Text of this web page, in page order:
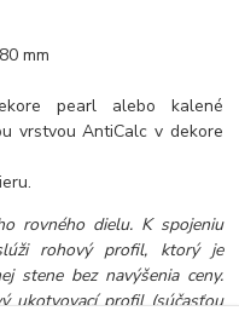
mm
pearl alebo kalené
vrstvou AntiCalc v dekore
rovného dielu. K spojeniu
rohový profil, ktorý je
stene bez navýšenia ceny.
ukotvovací profil (súčasťou